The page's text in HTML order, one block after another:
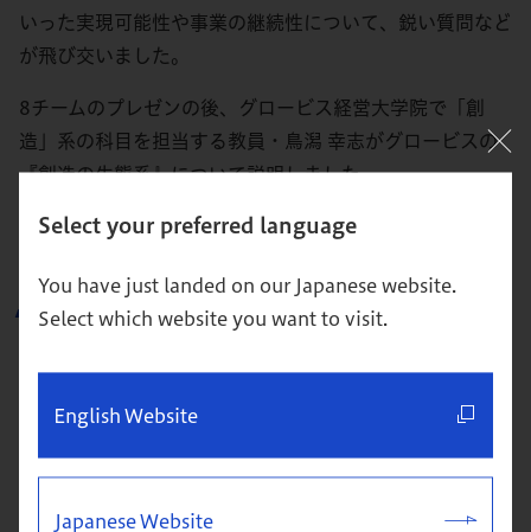
Select your preferred language
You have just landed on our Japanese website.
Select which website you want to visit.
English Website
Japanese Website
いった実現可能性や事業の継続性について、鋭い質問など
が飛び交いました。
8チームのプレゼンの後、グロービス経営大学院で「創
造」系の科目を担当する教員・鳥潟 幸志がグロービスの
『創造の生態系』について説明しました。
起業家を取り巻く「創造の生態系」とは